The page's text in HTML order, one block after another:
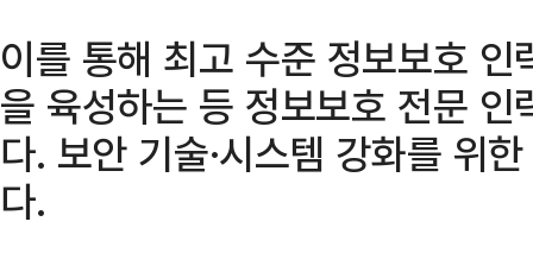
이를 통해 최고 수준 정보보호
을 육성하는 등 정보보호 전문
다. 보안 기술·시스템 강화를 위
다.